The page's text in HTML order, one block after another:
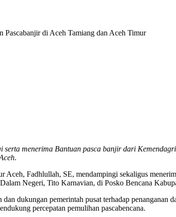
Pascabanjir di Aceh Tamiang dan Aceh Timur
menerima Bantuan pasca banjir dari
.
Aceh, Fadhlullah, SE, mendampingi sekaligus
Negeri, Tito Karnavian, di Posko Bencana
dukungan pemerintah pusat terhadap
percepatan pemulihan pascabencana.